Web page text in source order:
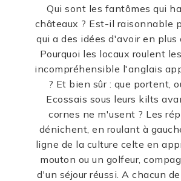
Qui sont les fantômes qui
châteaux ? Est-il raisonnable
qui a des idées d'avoir en plus
Pourquoi les locaux roulent
incompréhensible l'anglais
? Et bien sûr : que portent,
Ecossais sous leurs kilts
cornes ne m'usent ? Les
dénichent, en roulant à
ligne de la culture celte en
mouton ou un golfeur,
d'un séjour réussi. A chacun